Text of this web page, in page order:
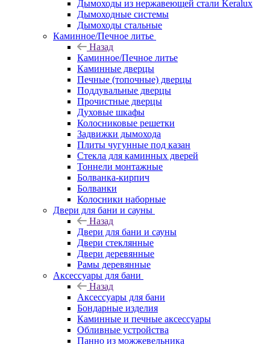
Дымоходы из нержавеющей стали Keralux
Дымоходные системы
Дымоходы стальные
Каминное/Печное литье
Назад
Каминное/Печное литье
Каминные дверцы
Печные (топочные) дверцы
Поддувальные дверцы
Прочистные дверцы
Духовые шкафы
Колосниковые решетки
Задвижки дымохода
Плиты чугунные под казан
Стекла для каминных дверей
Тоннели монтажные
Болванка-кирпич
Болванки
Колосники наборные
Двери для бани и сауны
Назад
Двери для бани и сауны
Двери стеклянные
Двери деревянные
Рамы деревянные
Аксессуары для бани
Назад
Аксессуары для бани
Бондарные изделия
Каминные и печные аксессуары
Обливные устройства
Панно из можжевельника